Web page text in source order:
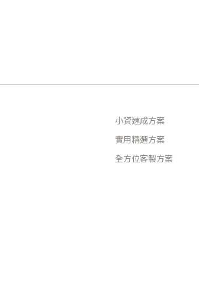
小資速成方案
實用精選方案
全方位客製方案